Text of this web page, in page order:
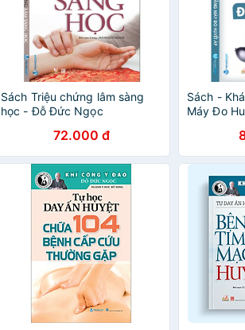
Sách Triệu chứng lâm sàng
học - Đỗ Đức Ngọc
72.000 đ
Sách -
Máy Đo